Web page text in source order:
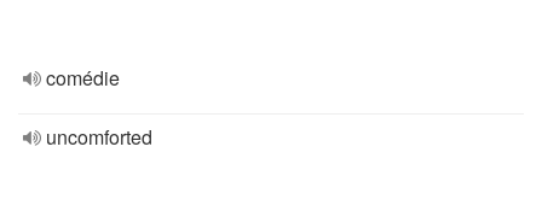
comédie
uncomforted